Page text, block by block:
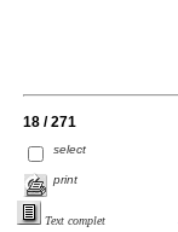
18 / 271
select
print
Text complet